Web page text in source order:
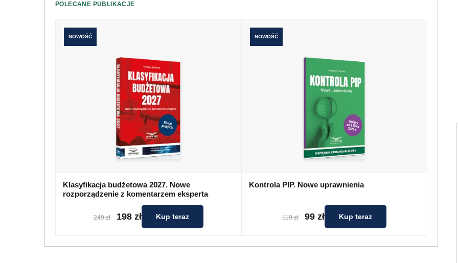
POLECANE PUBLIKACJE
NOWOŚĆ
Klasyfikacja budżetowa 2027. Nowe
rozporządzenie z komentarzem eksperta
249 zł 198 zł Kup teraz
NOWOŚĆ
Kontrola PIP. Nowe uprawnienia
119 zł 99 zł Kup teraz